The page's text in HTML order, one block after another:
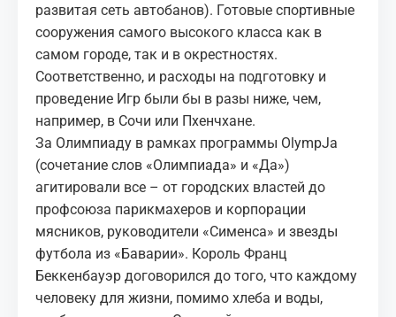
развитая сеть автобанов). Готовые спортивные
сооружения самого высокого класса как в
самом городе, так и в окрестностях.
Соответственно, и расходы на подготовку и
проведение Игр были бы в разы ниже, чем,
например, в Сочи или Пхенчхане.
За Олимпиаду в рамках программы OlympJa
(сочетание слов «Олимпиада» и «Да»)
агитировали все – от городских властей до
профсоюза парикмахеров и корпорации
мясников, руководители «Сименса» и звезды
футбола из «Баварии». Король Франц
Беккенбауэр договорился до того, что каждому
человеку для жизни, помимо хлеба и воды,